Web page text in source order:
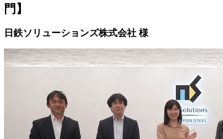
門】
日鉄ソリューションズ株式会社 様